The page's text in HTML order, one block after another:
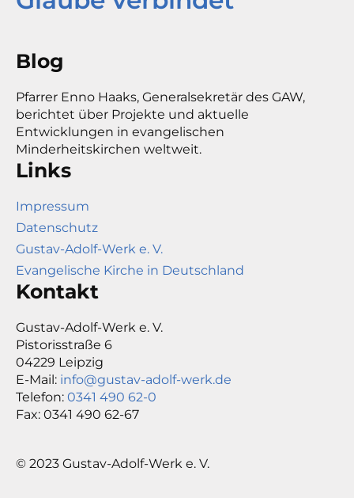
Blog
Pfarrer Enno Haaks, Generalsekretär des GAW,
berichtet über Projekte und aktuelle
Entwicklungen in evangelischen
Minderheitskirchen weltweit.
Links
Impressum
Datenschutz
Gustav-Adolf-Werk e. V.
Evangelische Kirche in Deutschland
Kontakt
Gustav-Adolf-Werk e. V.
Pistorisstraße 6
04229 Leipzig
E-Mail: info@gustav-adolf-werk.de
Telefon: 0341 490 62-0
Fax: 0341 490 62-67
© 2023 Gustav-Adolf-Werk e. V.